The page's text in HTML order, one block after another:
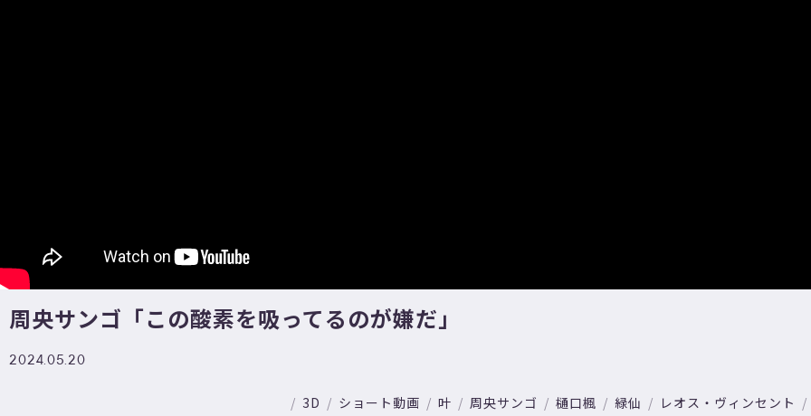
周央サンゴ「この酸素を吸ってるのが嫌だ」
2024.05.20
3D ショート動画 叶 周央サンゴ 樋口楓 緑仙 レオス・ヴィンセント